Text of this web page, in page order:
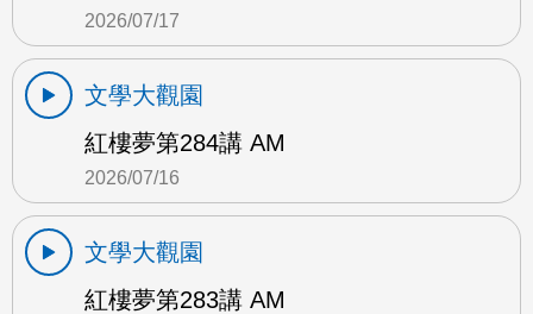
2026/07/17
文學大觀園
紅樓夢第284講 AM
2026/07/16
文學大觀園
紅樓夢第283講 AM